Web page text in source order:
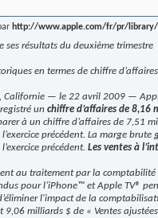
http://www.apple.com/fr/pr/library/
ses résultats du deuxième trimestre
en termes de chiffre
Californie — le 22 avril 2009 —
un chiffre d’affaires de 8,16
à un chiffre d’affaires de 7,51
précédent. La marge
précédent. Les ventes à
au traitement par la comptabilité
pour l’iPhone™ et Apple TV®
l'impact de la
9,06 milliards $ de « Ventes